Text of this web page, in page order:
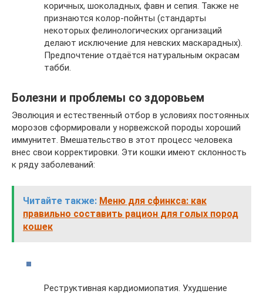
коричных, шоколадных, фавн и сепия. Также не
признаются колор-пойнты (стандарты
некоторых фелинологических организаций
делают исключение для невских маскарадных).
Предпочтение отдаётся натуральным окрасам
табби.
Болезни и проблемы со здоровьем
Эволюция и естественный отбор в условиях постоянных
морозов сформировали у норвежской породы хороший
иммунитет. Вмешательство в этот процесс человека
внес свои корректировки. Эти кошки имеют склонность
к ряду заболеваний:
Читайте также: Меню для сфинкса: как
правильно составить рацион для голых пород
кошек
Реструктивная кардиомиопатия. Ухудшение